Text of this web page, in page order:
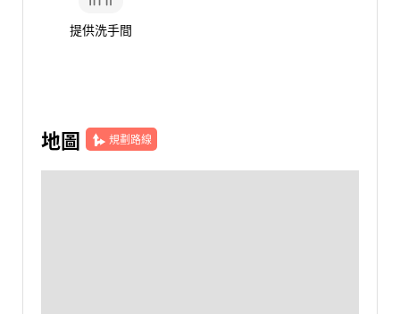
提供洗手間
地圖 規劃路線